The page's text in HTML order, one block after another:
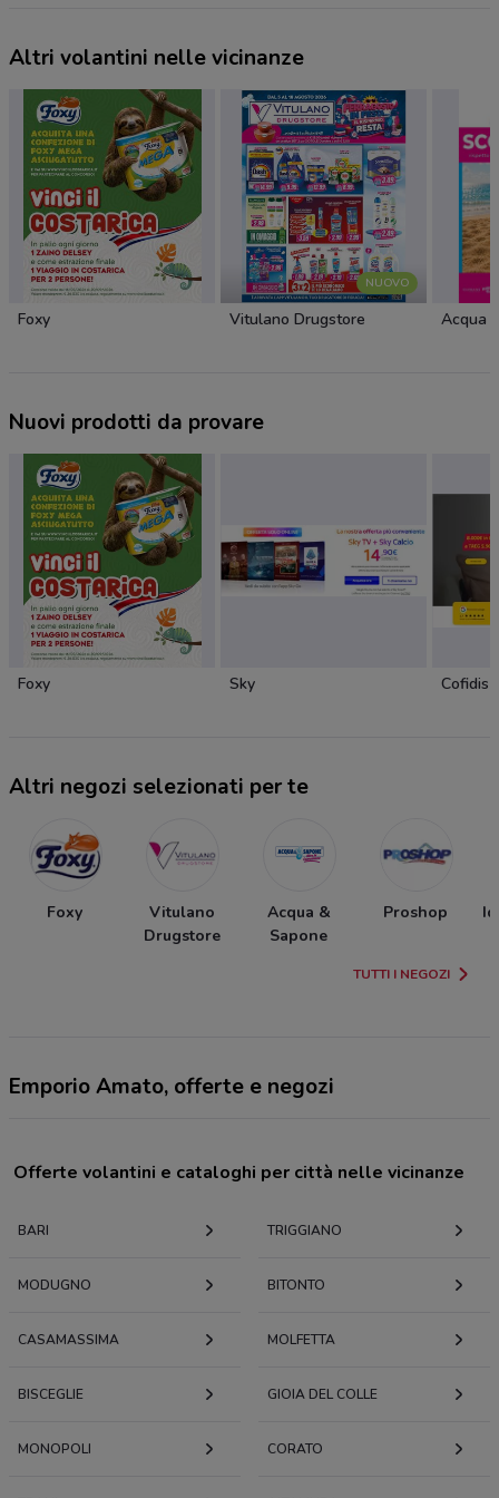
Altri volantini nelle vicinanze
Foxy
NUOVO
Vitulano Drugstore Acqua
Nuovi prodotti da provare
Foxy Sky Cofidis
Altri negozi selezionati per te
Foxy
Vitulano
Drugstore
Acqua &
Sapone
Proshop
TUTTI I NEGOZI
Emporio Amato, offerte e negozi
Offerte volantini e cataloghi per città nelle vicinanze
BARI TRIGGIANO
MODUGNO BITONTO
CASAMASSIMA MOLFETTA
BISCEGLIE GIOIA DEL COLLE
MONOPOLI CORATO